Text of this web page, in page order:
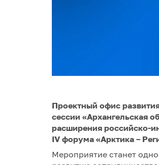
Проектный офис
сессии «Архангельская
расширения российско-
IV форума «Арктика –
Мероприятие станет